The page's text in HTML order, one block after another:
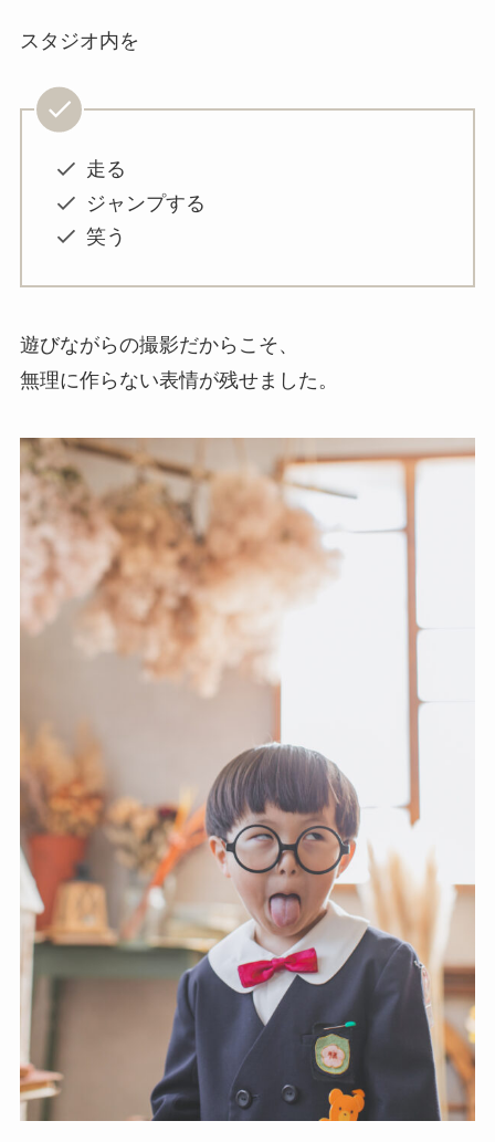
スタジオ内を
走る
ジャンプする
笑う
遊びながらの撮影だからこそ、
無理に作らない表情が残せました。